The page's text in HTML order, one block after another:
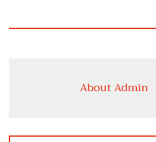
About Admin